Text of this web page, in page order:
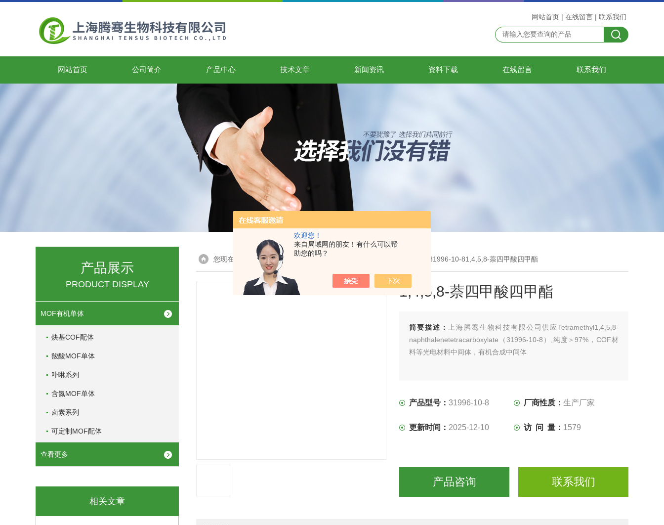
欢迎您！
来自局域网的朋友！有什么可以帮
助您的吗？
网站首页 | 在线留言 | 联系我们
网站首页 公司简介 产品中心 技术文章 新闻资讯 资料下载 在线留言 联系我们
产品展示
PRODUCT DISPLAY
MOF有机单体
炔基COF配体
羧酸MOF单体
卟啉系列
含氮MOF单体
卤素系列
可定制MOF配体
查看更多
相关文章
您现在的位置：首页> 产品展示 > MOF有机单体 > 31996-10-81,4,5,8-萘四甲酸四甲酯
1,4,5,8-萘四甲酸四甲酯
简要描述：
上海腾骞生物科技有限公司供应Tetramethyl1,4,5,8-
naphthalenetetracarboxylate（31996-10-8）,纯度＞97%，COF材
料等光电材料中间体，有机合成中间体
产品型号：31996-10-8 厂商性质：生产厂家
更新时间： 2025-12-10 访 问 量： 1579
产品咨询 联系我们